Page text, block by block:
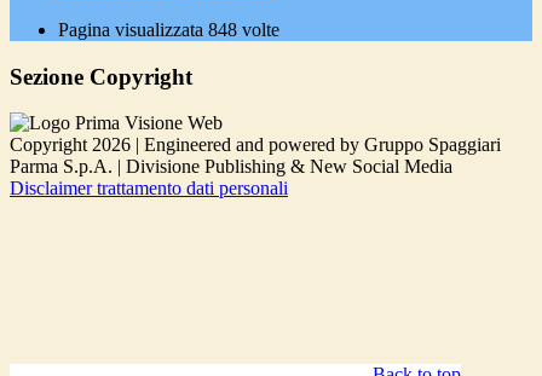
Pagina visualizzata 848 volte
Sezione Copyright
Copyright 2026 | Engineered and powered by Gruppo Spaggiari
Parma S.p.A. | Divisione Publishing & New Social Media
Disclaimer trattamento dati personali